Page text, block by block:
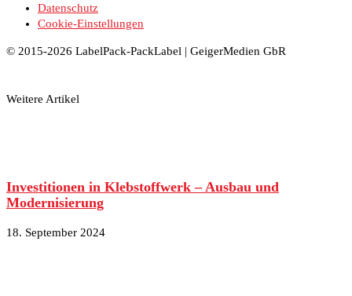
Datenschutz
Cookie-Einstellungen
© 2015-2026 LabelPack-PackLabel | GeigerMedien GbR
Weitere Artikel
Investitionen in Klebstoffwerk – Ausbau und
Modernisierung
18. September 2024